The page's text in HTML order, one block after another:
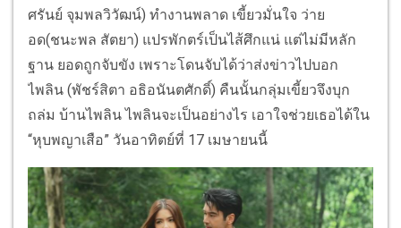
ศรันย์ จุมพลวิวัฒน์) ทำงานพลาด เขี้ยวมั่นใจ ว่าย
อด(ชนะพล สัตยา) แปรพักตร์เป็นไส้ศึกแน่ แต่ไม่มีหลัก
ฐาน ยอดถูกจับขัง เพราะโดนจับได้ว่าส่งข่าวไปบอก
ไพลิน (พัชร์สิตา อธิอนันตศักดิ์) คืนนั้นกลุ่มเขี้ยวจึงบุก
ถล่ม บ้านไพลิน ไพลินจะเป็นอย่างไร เอาใจช่วยเธอได้ใน
“หุบพญาเสือ” วันอาทิตย์ที่ 17 เมษายนนี้